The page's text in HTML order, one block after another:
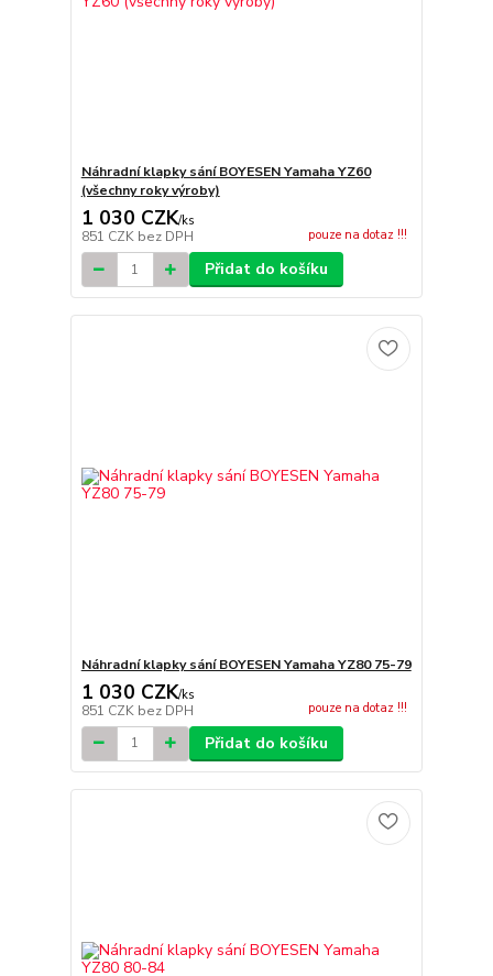
Náhradní klapky sání BOYESEN Yamaha YZ60
(všechny roky výroby)
1 030 CZK/ks
851 CZK bez DPH pouze na dotaz !!!
Přidat do košíku
Náhradní klapky sání BOYESEN Yamaha YZ80 75-79
1 030 CZK/ks
851 CZK bez DPH pouze na dotaz !!!
Přidat do košíku